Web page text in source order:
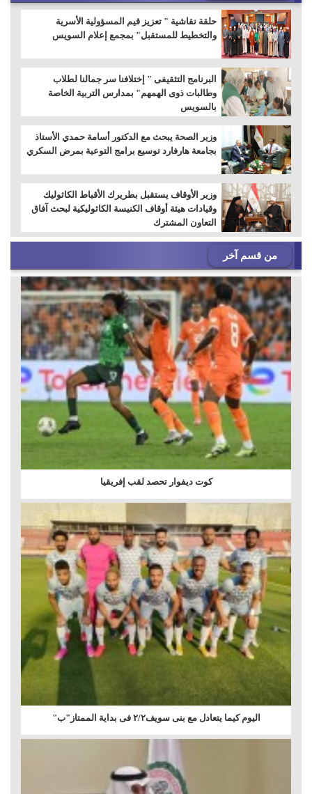
حلقة نقاشية " تعزيز قيم المسؤولية الأسرية
والتخطيط للمستقبل" بمجمع إعلام السويس
البرنامج التثقيفى " إختلافنا سر جمالنا لطلاب
وطالبات ذوى الهمهم" بمدارس التربية الخاصة
بالسويس
وزير الصحة يبحث مع الدكتور أسامة حمدي الأستاذ
بجامعة هارفارد توسيع برامج التوعية بمرض السكري
وزير الأوقاف يستقبل بطريرك الأقباط الكاثوليك
وقيادات هيئة أوقاف الكنيسة الكاثوليكية لبحث آفاق
التعاون المشترك
من قسم آخر
كوت ديفوار تحصد لقب إفريقيا
اليوم كيما يتعادل مع بنى سويف٢/٢ فى بداية الممتاز"ب"